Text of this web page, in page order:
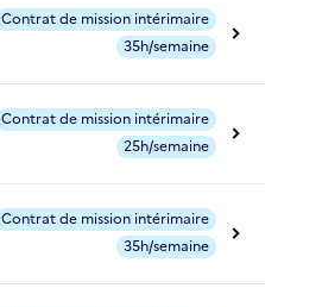
Contrat de mission intérimaire
35h/semaine
Contrat de mission intérimaire
25h/semaine
Contrat de mission intérimaire
35h/semaine